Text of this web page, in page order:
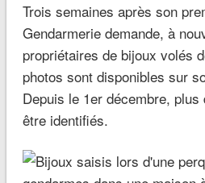
Trois semaines après son
Gendarmerie demande, à
propriétaires de bijoux volés
photos sont disponibles sur
Depuis le 1er décembre,
être identifiés.